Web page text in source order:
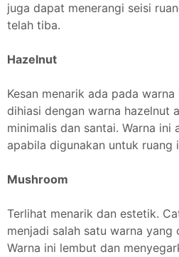
juga dapat menerangi seisi
telah tiba.
Hazelnut
Kesan menarik ada pada
dihiasi dengan warna hazelnut
minimalis dan santai. Warna ini
apabila digunakan untuk ruang
Mushroom
Terlihat menarik dan estetik.
menjadi salah satu warna
Warna ini lembut dan